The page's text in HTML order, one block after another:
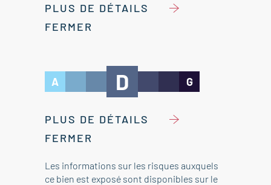
PLUS DE DÉTAILS
FERMER
A D G
PLUS DE DÉTAILS
FERMER
Les informations sur les risques auxquels
ce bien est exposé sont disponibles sur le